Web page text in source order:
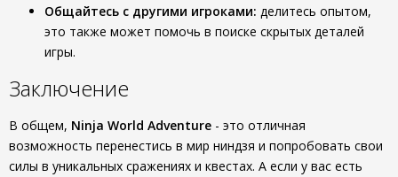
Общайтесь с другими игроками: делитесь опытом,
это также может помочь в поиске скрытых деталей
игры.
Заключение
В общем, Ninja World Adventure - это отличная
возможность перенестись в мир ниндзя и попробовать свои
силы в уникальных сражениях и квестах. А если у вас есть